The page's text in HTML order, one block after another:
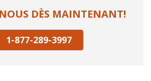
DÈS MAINTENANT!
1-877-289-3997